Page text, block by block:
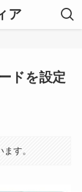
ア
ドを設定
す。